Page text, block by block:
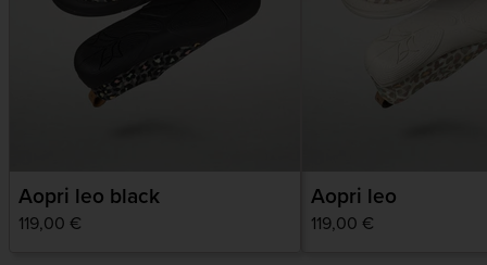
Aopri leo black
Normaler
119,00 €
Aopri leo
Normaler
119,00 €